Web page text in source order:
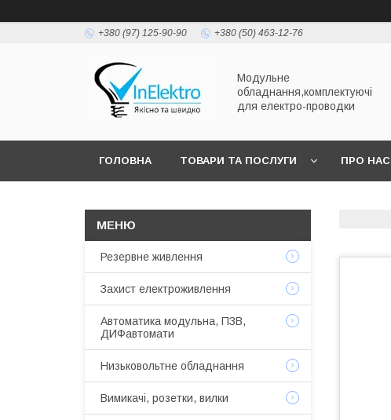
+380 (97) 125-90-90 +380 (50) 463-12-76
Модульне
обладнання,комплектуючі
для електро-проводки
ГОЛОВНА ТОВАРИ ТА ПОСЛУГИ ПРО НАС
Резервне живлення
Захист електроживлення
Автоматика модульна, ПЗВ,
ДИФавтомати
Низьковольтне обладнання
Вимикачі, розетки, вилки